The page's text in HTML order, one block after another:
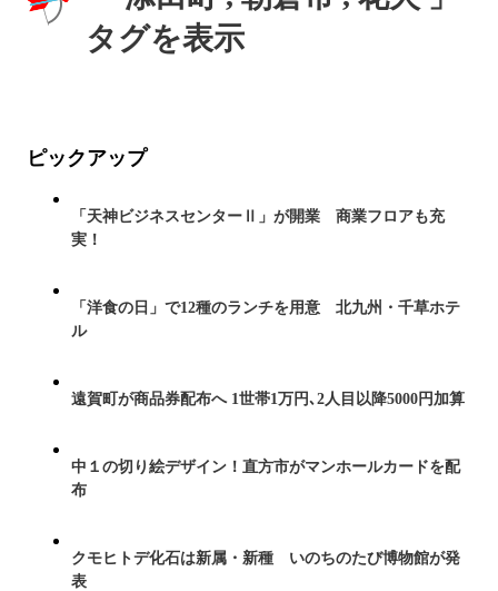
タグを表示
ピックアップ
「天神ビジネスセンターⅡ」が開業 商業フロアも充
実！
「洋食の日」で12種のランチを用意 北九州・千草ホテ
ル
遠賀町が商品券配布へ 1世帯1万円､2人目以降5000円加算
中１の切り絵デザイン！直方市がマンホールカードを配
布
クモヒトデ化石は新属・新種 いのちのたび博物館が発
表